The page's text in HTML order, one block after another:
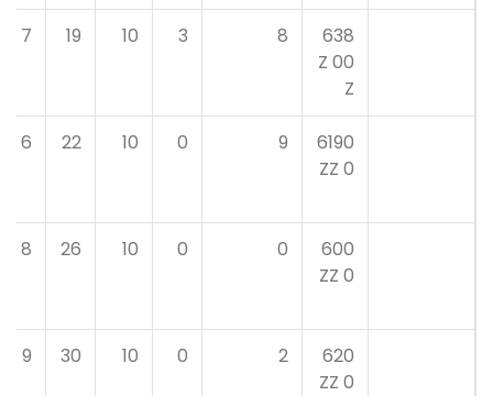
638
00 Z
Z
8
3
10
19
7
6190
0 ZZ
9
0
10
22
6
600
0 ZZ
0
0
10
26
8
620
0 ZZ
2
0
10
30
9